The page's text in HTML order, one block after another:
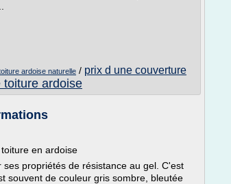
ardoise naturelle / prix d une couverture
toiture ardoise
en ardoise
propriétés de résistance au gel. C'est
souvent de couleur gris sombre, bleutée